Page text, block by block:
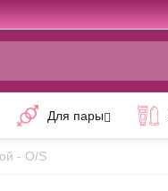
Для пары
- O/S